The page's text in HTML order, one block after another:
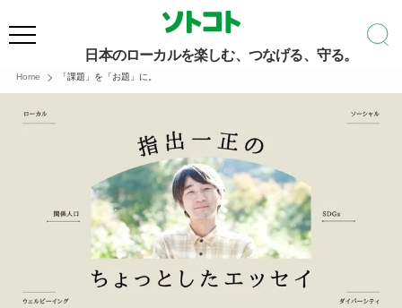
日本のローカルを楽しむ、つなげる、守る。
Home 「課題」を「お題」に。